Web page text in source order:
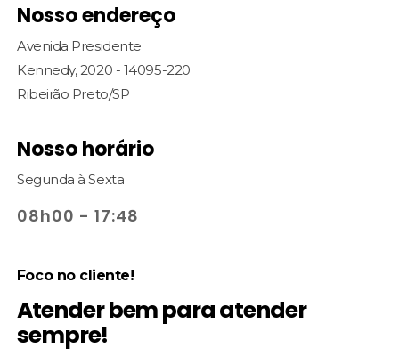
Nosso endereço
Avenida Presidente
Kennedy, 2020 - 14095-220
Ribeirão Preto/SP
Nosso horário
Segunda à Sexta
08h00 - 17:48
Foco no cliente!
Atender bem para atender
sempre!